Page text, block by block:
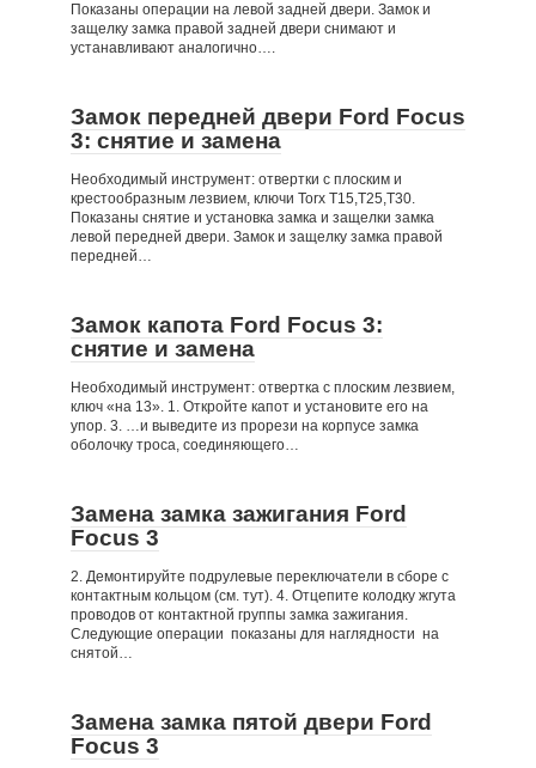
Показаны операции на левой задней двери. Замок и
защелку замка правой задней двери снимают и
устанавливают аналогично….
Замок передней двери Ford Focus
3: снятие и замена
Необходимый инструмент: отвертки с плоским и
крестообразным лезвием, ключи Torx Т15,Т25,T30.
Показаны снятие и установка замка и защелки замка
левой передней двери. Замок и защелку замка правой
передней…
Замок капота Ford Focus 3:
снятие и замена
Необходимый инструмент: отвертка с плоским лезвием,
ключ «на 13». 1. Откройте капот и установите его на
упор. 3. …и выведите из прорези на корпусе замка
оболочку троса, соединяющего…
Замена замка зажигания Ford
Focus 3
2. Демонтируйте подрулевые переключатели в сборе с
контактным кольцом (см. тут). 4. Отцепите колодку жгута
проводов от контактной группы замка зажигания.
Следующие операции показаны для наглядности на
снятой…
Замена замка пятой двери Ford
Focus 3